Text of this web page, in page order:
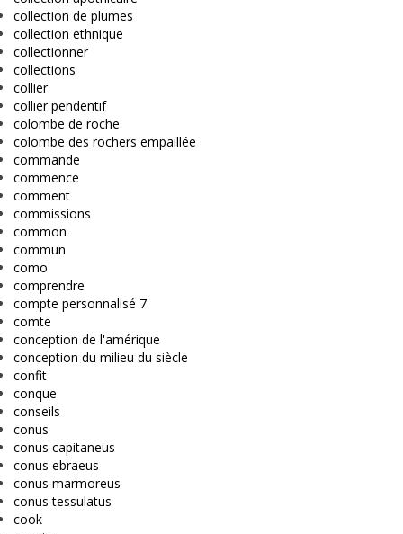
collection de plumes
collection ethnique
collectionner
collections
collier
collier pendentif
colombe de roche
colombe des rochers empaillée
commande
commence
comment
commissions
common
commun
como
comprendre
compte personnalisé 7
comte
conception de l'amérique
conception du milieu du siècle
confit
conque
conseils
conus
conus capitaneus
conus ebraeus
conus marmoreus
conus tessulatus
cook